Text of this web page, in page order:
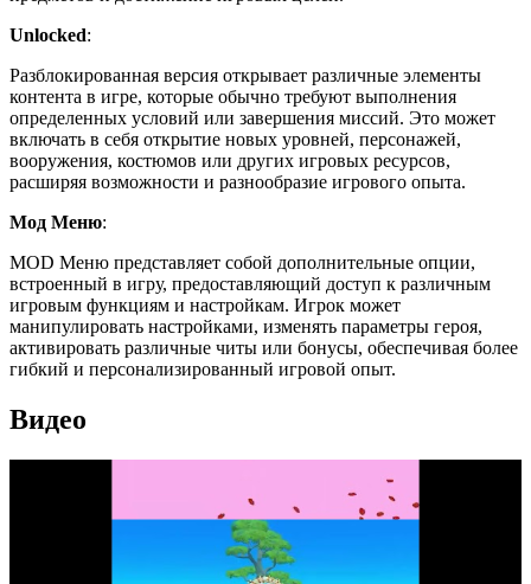
Unlocked:
Разблокированная версия открывает различные элементы
контента в игре, которые обычно требуют выполнения
определенных условий или завершения миссий. Это может
включать в себя открытие новых уровней, персонажей,
вооружения, костюмов или других игровых ресурсов,
расширяя возможности и разнообразие игрового опыта.
Мод Меню:
MOD Меню представляет собой дополнительные опции,
встроенный в игру, предоставляющий доступ к различным
игровым функциям и настройкам. Игрок может
манипулировать настройками, изменять параметры героя,
активировать различные читы или бонусы, обеспечивая более
гибкий и персонализированный игровой опыт.
Видео